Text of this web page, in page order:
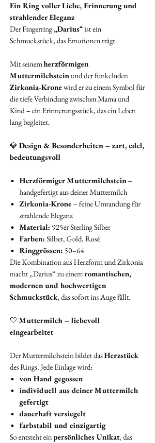
Ein Ring voller Liebe, Erinnerung und
strahlender Eleganz
Der Fingerring„Darius“ist ein
Schmuckstück, das Emotionen trägt.
Mit seinemherzförmigen
Muttermilchsteinund der funkelnden
Zirkonia‑Kronewird er zu einem Symbol für
die tiefe Verbindung zwischen Mama und
Kind – ein Erinnerungsstück, das ein Leben
lang begleitet.
💎Design & Besonderheiten – zart, edel,
bedeutungsvoll
Herzförmiger Muttermilchstein–
handgefertigt aus deiner Muttermilch
Zirkonia‑Krone– feine Umrandung für
strahlende Eleganz
Material: 925er Sterling Silber
Farben:Silber, Gold, Rosé
Ringgrössen: 50–64
Die Kombination aus Herzform und Zirkonia
macht „Darius“ zu einemromantischen,
modernen und hochwertigen
Schmuckstück, das sofort ins Auge fällt.
🤍 Muttermilch – liebevoll
eingearbeitet
Der Muttermilchstein bildet dasHerzstück
des Rings. Jede Einlage wird:
von Hand gegossen
individuell aus deiner Muttermilch
gefertigt
dauerhaft versiegelt
farbstabil und einzigartig
So entsteht einpersönliches Unikat, das